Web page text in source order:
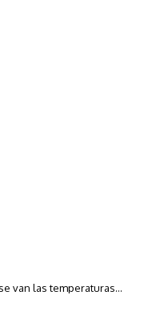
van las temperaturas